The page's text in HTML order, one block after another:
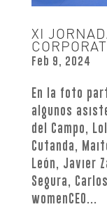
XI
Feb 9, 2024
En la foto
algunos
del Campo,
Cutanda,
León, Javier
Segura,
womenCEO...